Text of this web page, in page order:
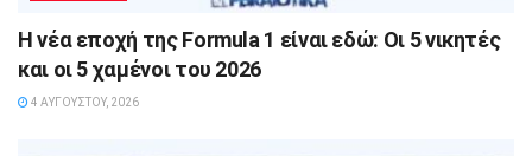
Η νέα εποχή της Formula 1 είναι εδώ: Οι 5 νικητές
και οι 5 χαμένοι του 2026
4 ΑΥΓΟΎΣΤΟΥ, 2026